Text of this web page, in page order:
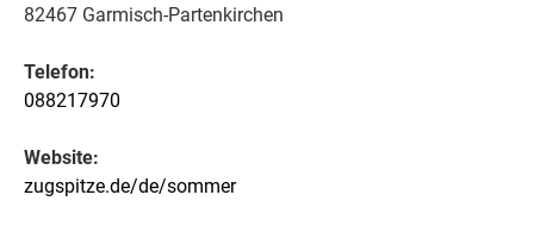
82467 Garmisch-Partenkirchen
Telefon:
088217970
Website:
zugspitze.de/de/sommer